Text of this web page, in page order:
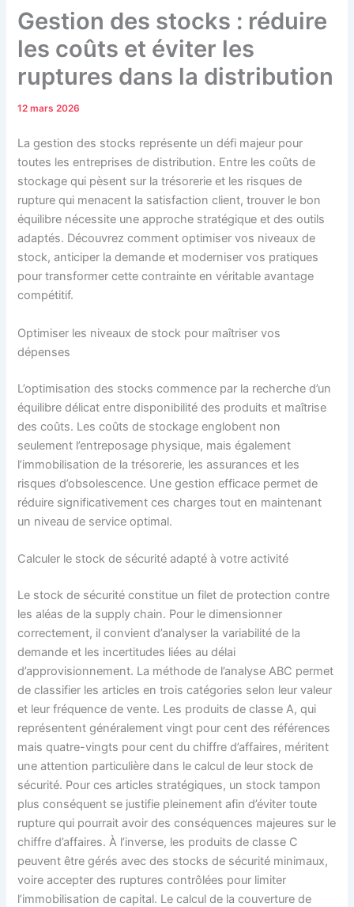
Gestion des stocks : réduire
les coûts et éviter les
ruptures dans la distribution
12 mars 2026
La gestion des stocks représente un défi majeur pour
toutes les entreprises de distribution. Entre les coûts de
stockage qui pèsent sur la trésorerie et les risques de
rupture qui menacent la satisfaction client, trouver le bon
équilibre nécessite une approche stratégique et des outils
adaptés. Découvrez comment optimiser vos niveaux de
stock, anticiper la demande et moderniser vos pratiques
pour transformer cette contrainte en véritable avantage
compétitif.
Optimiser les niveaux de stock pour maîtriser vos
dépenses
L’optimisation des stocks commence par la recherche d’un
équilibre délicat entre disponibilité des produits et maîtrise
des coûts. Les coûts de stockage englobent non
seulement l’entreposage physique, mais également
l’immobilisation de la trésorerie, les assurances et les
risques d’obsolescence. Une gestion efficace permet de
réduire significativement ces charges tout en maintenant
un niveau de service optimal.
Calculer le stock de sécurité adapté à votre activité
Le stock de sécurité constitue un filet de protection contre
les aléas de la supply chain. Pour le dimensionner
correctement, il convient d’analyser la variabilité de la
demande et les incertitudes liées au délai
d’approvisionnement. La méthode de l’analyse ABC permet
de classifier les articles en trois catégories selon leur valeur
et leur fréquence de vente. Les produits de classe A, qui
représentent généralement vingt pour cent des références
mais quatre-vingts pour cent du chiffre d’affaires, méritent
une attention particulière dans le calcul de leur stock de
sécurité. Pour ces articles stratégiques, un stock tampon
plus conséquent se justifie pleinement afin d’éviter toute
rupture qui pourrait avoir des conséquences majeures sur le
chiffre d’affaires. À l’inverse, les produits de classe C
peuvent être gérés avec des stocks de sécurité minimaux,
voire accepter des ruptures contrôlées pour limiter
l’immobilisation de capital. Le calcul de la couverture de